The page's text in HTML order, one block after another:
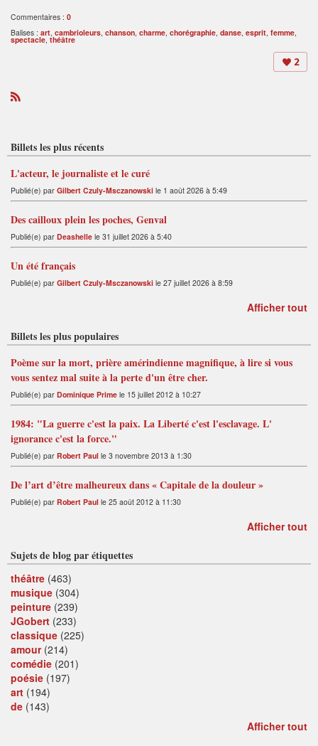
Commentaires : 0
Balises : art cambrioleurs chanson charme chorégraphie danse esprit femme
spectacle,théâtre
2
R
Billets les plus récents
L'acteur, le journaliste et le curé
Publié(e) par Gilbert Czuly-Msczanowski le 1 août 2026 à 5:49
Des cailloux plein les poches, Genval
Publié(e) par Deashelle le 31 juillet 2026 à 5:40
Un été français
Publié(e) par Gilbert Czuly-Msczanowski le 27 juillet 2026 à 8:59
Afficher tout
Billets les plus populaires
Poème sur la mort, prière amérindienne magnifique, à lire si vous
vous sentez mal suite à la perte d'un être cher.
Publié(e) par Dominique Prime le 15 juillet 2012 à 10:27
1984: "La guerre c'est la paix. La Liberté c'est l'esclavage. L'
ignorance c'est la force."
Publié(e) par Robert Paul le 3 novembre 2013 à 1:30
De l’art d’être malheureux dans « Capitale de la douleur »
Publié(e) par Robert Paul le 25 août 2012 à 11:30
Afficher tout
Sujets de blog par étiquettes
théâtre (463)
musique (304)
peinture (239)
JGobert (233)
classique (225)
amour(214)
comédie (201)
poésie (197)
art (194)
de (143)
Afficher tout